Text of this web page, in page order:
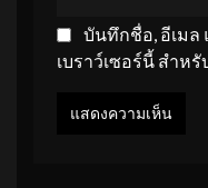
บันทึกชื่อ, อีเมล
เบราว์เซอร์นี้ สำห